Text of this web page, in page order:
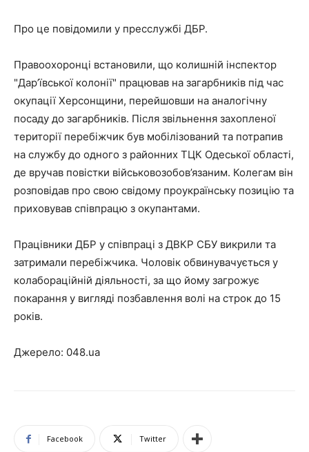
Про це повідомили у пресслужбі ДБР.
Правоохоронці встановили, що колишній інспектор
"Дар’ївської колонії" працював на загарбників під час
окупації Херсонщини, перейшовши на аналогічну
посаду до загарбників. Після звільнення захопленої
території перебіжчик був мобілізований та потрапив
на службу до одного з районних ТЦК Одеської області,
де вручав повістки військовозобов’язаним. Колегам він
розповідав про свою свідому проукраїнську позицію та
приховував співпрацю з окупантами.
Працівники ДБР у співпраці з ДВКР СБУ викрили та
затримали перебіжчика. Чоловік обвинувачується у
колабораційній діяльності, за що йому загрожує
покарання у вигляді позбавлення волі на строк до 15
років.
Джерело: 048.ua
Facebook Twitter